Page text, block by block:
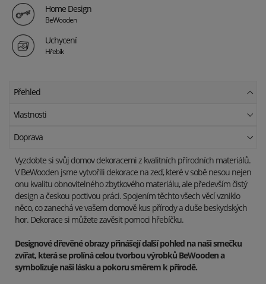
Home Design
BeWooden
Uchycení
Hřebík
Přehled
Vlastnosti
Doprava
Vyzdobte si svůj domov dekoracemi z kvalitních přírodních materiálů.
V BeWooden jsme vytvořili dekorace na zeď, které v sobě nesou nejen
onu kvalitu obnovitelného zbytkového materiálu, ale především čistý
design a českou poctivou práci. Spojením těchto všech věcí vzniklo
něco, co zanechá ve vašem domově kus přírody a duše beskydských
hor. Dekorace si můžete zavěsit pomoci hřebíčku.
Designové dřevěné obrazy přinášejí další pohled na naši smečku
zvířat, která se prolíná celou tvorbou výrobků BeWooden a
symbolizuje naši lásku a pokoru směrem k přírodě.